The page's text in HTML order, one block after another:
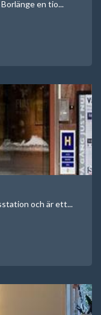
en tio...
och är ett...